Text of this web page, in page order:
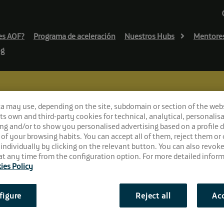
AOF? Programa de aceleración Nuestros Hubs
“Portadores de la
la rehabilitación, la
may use, depending on the site, subdomain or section of the
own and third-party cookies for technical, analytical,
and/or to show you personalised advertising based on a profile
your browsing habits. You can accept all of them, reject them or
by clicking on the relevant button. You can also
any time from the configuration option. For more detailed
Policy
Reject all